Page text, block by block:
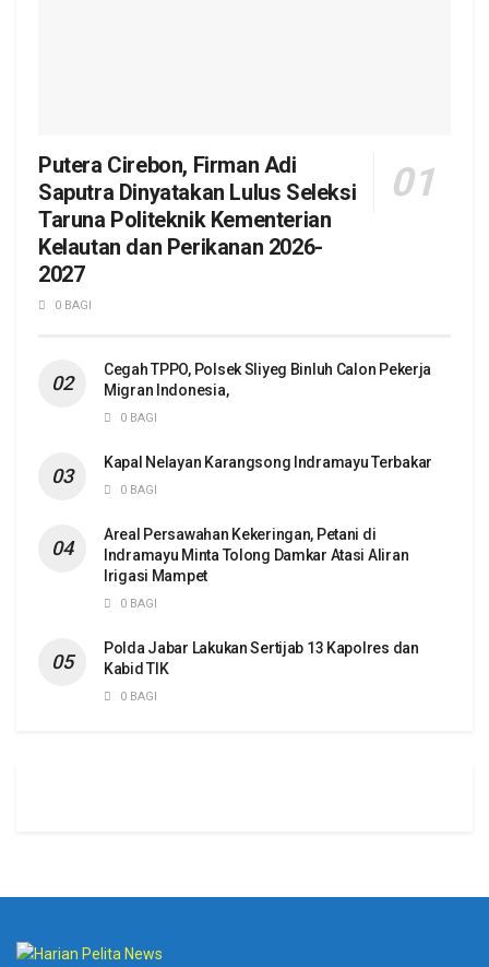
Putera Cirebon, Firman Adi
Saputra Dinyatakan Lulus Seleksi
Taruna Politeknik Kementerian
Kelautan dan Perikanan 2026-
2027
0 BAGI
Cegah TPPO, Polsek Sliyeg Binluh Calon Pekerja
Migran Indonesia,
0 BAGI
Kapal Nelayan Karangsong Indramayu Terbakar
0 BAGI
Areal Persawahan Kekeringan, Petani di
Indramayu Minta Tolong Damkar Atasi Aliran
Irigasi Mampet
0 BAGI
Polda Jabar Lakukan Sertijab 13 Kapolres dan
Kabid TIK
0 BAGI